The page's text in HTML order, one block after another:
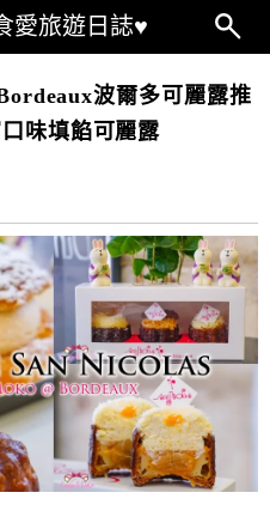
愛旅遊日誌♥
波爾多可麗露推
味填餡可麗露